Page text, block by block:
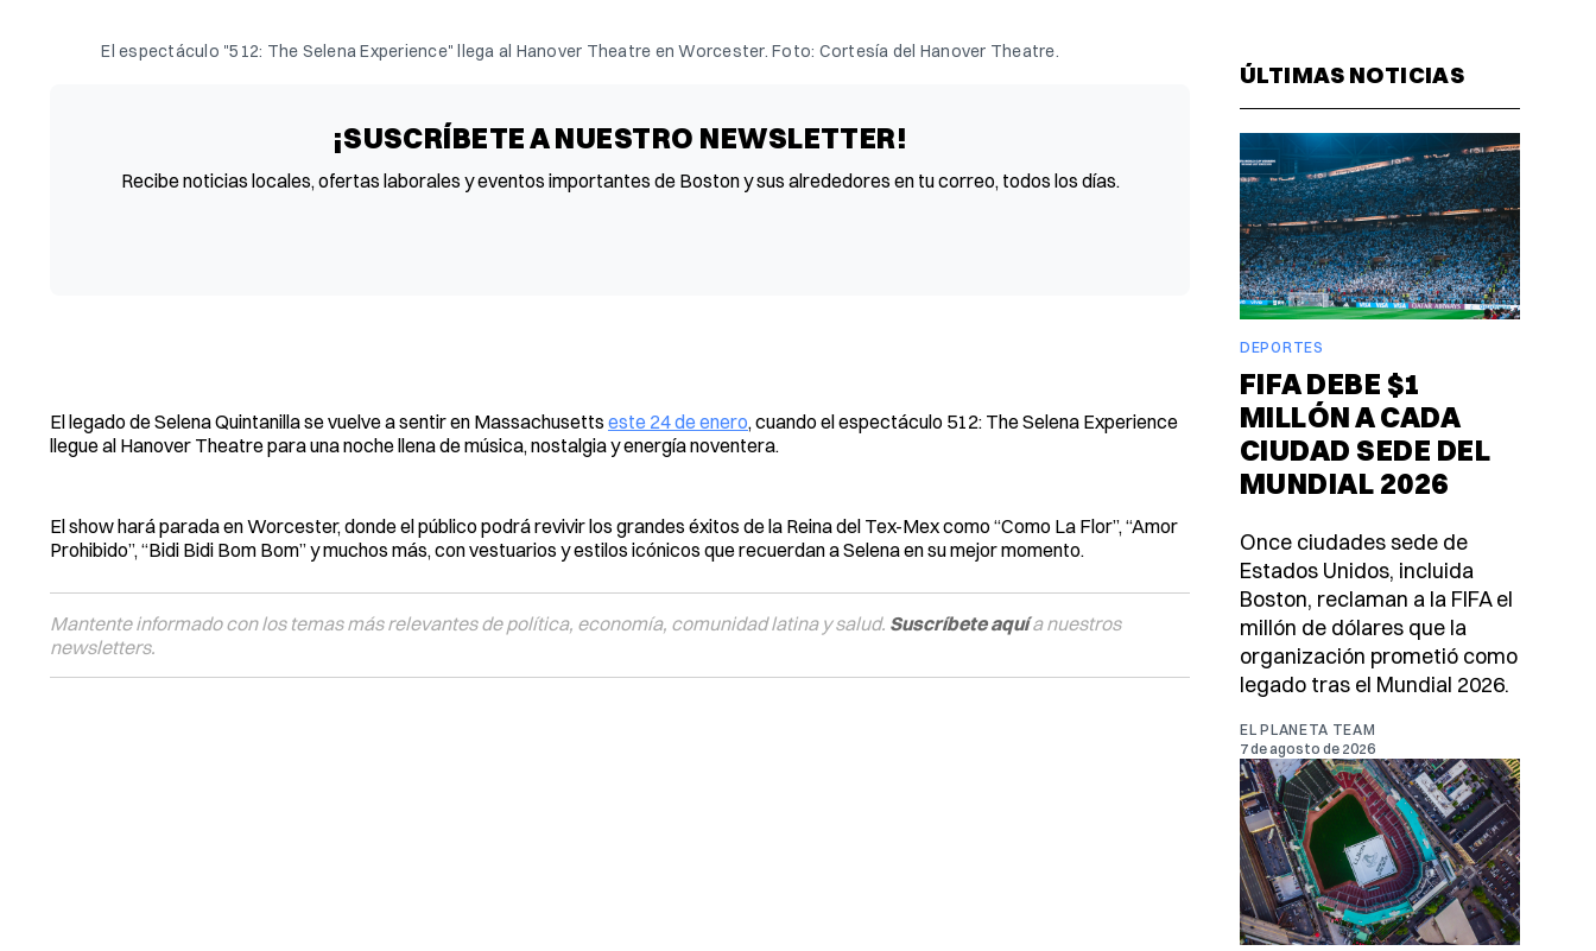
El espectáculo "512: The Selena Experience" llega al Hanover Theatre en Worcester. Foto: Cortesía del Hanover Theatre.
¡SUSCRÍBETE A NUESTRO NEWSLETTER!
Recibe noticias locales, ofertas laborales y eventos importantes de Boston y sus alrededores en tu correo, todos los días.
El legado de Selena Quintanilla se vuelve a sentir en Massachusetts este 24 de enero, cuando el espectáculo 512: The Selena Experience
llegue al Hanover Theatre para una noche llena de música, nostalgia y energía noventera.
El show hará parada en Worcester, donde el público podrá revivir los grandes éxitos de la Reina del Tex-Mex como “Como La Flor”, “Amor
Prohibido”, “Bidi Bidi Bom Bom” y muchos más, con vestuarios y estilos icónicos que recuerdan a Selena en su mejor momento.
Mantente informado con los temas más relevantes de política, economía, comunidad latina y salud. Suscríbete aquía nuestros
newsletters.
ÚLTIMAS NOTICIAS
DEPORTES
FIFA DEBE $1
MILLÓN A CADA
CIUDAD SEDE DEL
MUNDIAL 2026
Once ciudades sede de
Estados Unidos, incluida
Boston, reclaman a la FIFA el
millón de dólares que la
organización prometió como
legado tras el Mundial 2026.
EL PLANETA TEAM
7 de agosto de 2026